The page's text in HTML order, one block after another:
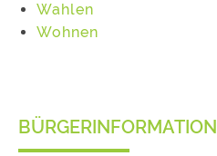
Wahlen
Wohnen
BÜRGERINFORMATION